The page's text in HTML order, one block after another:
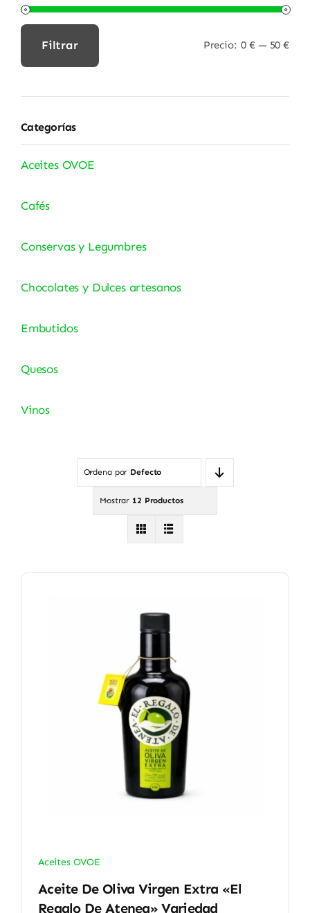
Filtrar Precio: 0 € — 50 €
Categorías
Aceites OVOE
Cafés
Conservas y Legumbres
Chocolates y Dulces artesanos
Embutidos
Quesos
Vinos
Ordena por Defecto
Mostrar 12 Productos
Aceites OVOE
Aceite De Oliva Virgen Extra «El
Regalo De Atenea» Variedad